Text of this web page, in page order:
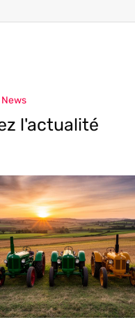
News
l'actualité